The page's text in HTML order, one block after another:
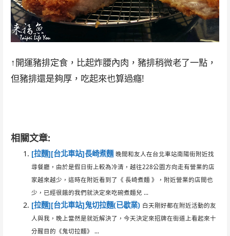
↑開運豬排定食，比起炸腰內肉，豬排稍微老了一點，
但豬排還是夠厚，吃起來也算過癮!
相關文章:
[拉麵][台北車站]長崎煮麵 晚間和友人在台北車站南陽街附近找
尋餐廳，由於是假日街上較為冷清，越往228公園方向走有營業的店
家越來越少，這時在附近看到了《 長崎煮麵 》，附近營業的店間也
少，已經很餓的我們就決定來吃碗煮麵兒 ...
[拉麵][台北車站]鬼切拉麵(已歇業) 白天剛好都在附近活動的友
人與我，晚上當然是就近解決了，今天決定來招牌在街道上看起來十
分醒目的《鬼切拉麵》 ...